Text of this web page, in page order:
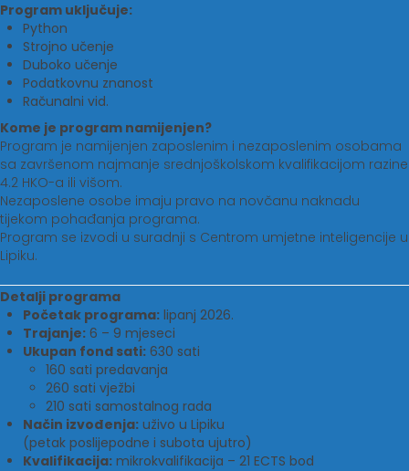
Program uključuje:
Python
Strojno učenje
Duboko učenje
Podatkovnu znanost
Računalni vid.
Kome je program namijenjen?
Program je namijenjen zaposlenim i nezaposlenim osobama
sa završenom najmanje srednjoškolskom kvalifikacijom razine
4.2 HKO-a ili višom.
Nezaposlene osobe imaju pravo na novčanu naknadu
tijekom pohađanja programa.
Program se izvodi u suradnji s Centrom umjetne inteligencije u
Lipiku.
Detalji programa
Početak programa: lipanj 2026.
Trajanje: 6 – 9 mjeseci
Ukupan fond sati: 630 sati
160 sati predavanja
260 sati vježbi
210 sati samostalnog rada
Način izvođenja: uživo u Lipiku
(petak poslijepodne i subota ujutro)
Kvalifikacija: mikrokvalifikacija – 21 ECTS bod